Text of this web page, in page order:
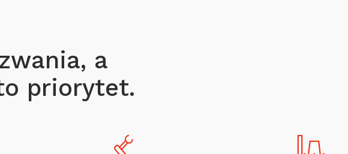
a
priorytet.